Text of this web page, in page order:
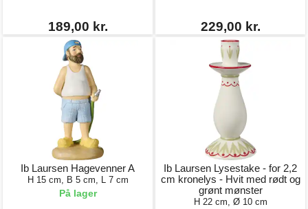
189,00 kr. 229,00 kr.
Ib Laursen Hagevenner A
H 15 cm, B 5 cm, L 7 cm
På lager
Ib Laursen Lysestake - for 2,2
cm kronelys - Hvit med rødt og
grønt mønster
H 22 cm, Ø 10 cm